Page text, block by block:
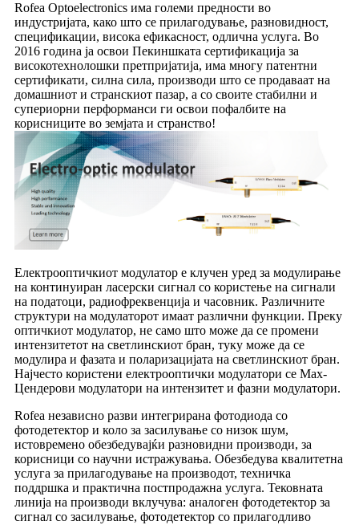
Rofea Optoelectronics има големи предности во
индустријата, како што се прилагодување, разновидност,
спецификации, висока ефикасност, одлична услуга. Во
2016 година ја освои Пекиншката сертификација за
високотехнолошки претпријатија, има многу патентни
сертификати, силна сила, производи што се продаваат на
домашниот и странскиот пазар, а со своите стабилни и
супериорни перформанси ги освои пофалбите на
корисниците во земјата и странство!
Електрооптичкиот модулатор е клучен уред за модулирање
на континуиран ласерски сигнал со користење на сигнали
на податоци, радиофреквенција и часовник. Различните
структури на модулаторот имаат различни функции. Преку
оптичкиот модулатор, не само што може да се промени
интензитетот на светлинскиот бран, туку може да се
модулира и фазата и поларизацијата на светлинскиот бран.
Најчесто користени електрооптички модулатори се Мах-
Цендерови модулатори на интензитет и фазни модулатори.
Rofea независно разви интегрирана фотодиода со
фотодетектор и коло за засилување со низок шум,
истовремено обезбедувајќи разновидни производи, за
корисници со научни истражувања. Обезбедува квалитетна
услуга за прилагодување на производот, техничка
поддршка и практична постпродажна услуга. Тековната
линија на производи вклучува: аналоген фотодетектор за
сигнал со засилување, фотодетектор со прилагодливо